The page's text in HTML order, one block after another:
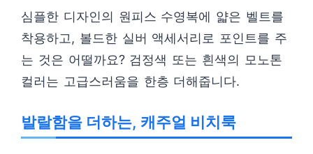
심플한 디자인의 원피스 수영복에 얇은 벨트를
착용하고, 볼드한 실버 액세서리로 포인트를 주
는 것은 어떨까요? 검정색 또는 흰색의 모노톤
컬러는 고급스러움을 한층 더해줍니다.
발랄함을 더하는, 캐주얼 비치룩